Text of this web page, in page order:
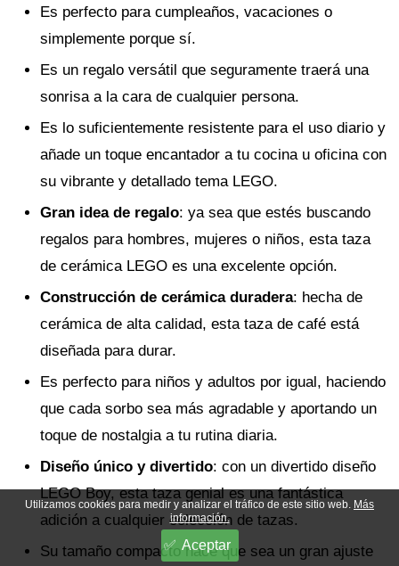
Es perfecto para cumpleaños, vacaciones o
simplemente porque sí.
Es un regalo versátil que seguramente traerá una
sonrisa a la cara de cualquier persona.
Es lo suficientemente resistente para el uso diario y
añade un toque encantador a tu cocina u oficina con
su vibrante y detallado tema LEGO.
Gran idea de regalo: ya sea que estés buscando
regalos para hombres, mujeres o niños, esta taza
de cerámica LEGO es una excelente opción.
Construcción de cerámica duradera: hecha de
cerámica de alta calidad, esta taza de café está
diseñada para durar.
Es perfecto para niños y adultos por igual, haciendo
que cada sorbo sea más agradable y aportando un
toque de nostalgia a tu rutina diaria.
Diseño único y divertido: con un divertido diseño
LEGO Boy, esta taza genial es una fantástica
adición a cualquier colección de tazas.
Su tamaño compacto hace que sea un gran ajuste
Utilizamos cookies para medir y analizar el tráfico de este sitio web. Más
información.
Aceptar